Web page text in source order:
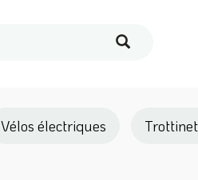
Vélos électriques